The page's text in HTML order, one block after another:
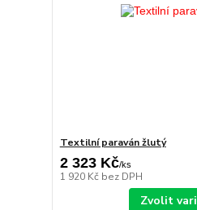
Textilní paraván žlutý
2 323 Kč/ks
1 920 Kč bez DPH
Zvolit